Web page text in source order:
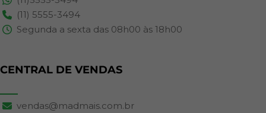
(11) 5555-3494
Segunda a sexta das 08h00 às 18h00
CENTRAL DE VENDAS
vendas@madmais.com.br